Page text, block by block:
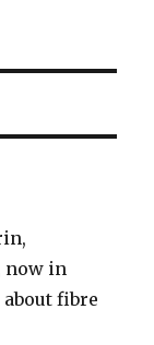
now in
fibre